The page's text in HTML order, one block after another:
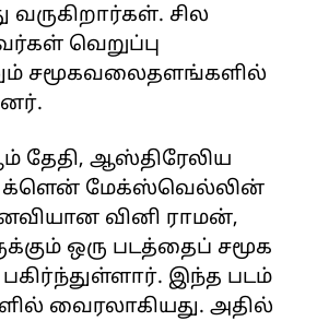
வருகிறார்கள். சில
வெறுப்பு
சமூகவலைதளங்களில்
தேதி, ஆஸ்திரேலிய
க்ளென் மேக்ஸ்வெல்லின்
வினி ராமன்,
ஒரு படத்தைப் சமூக
இந்த படம்
வைரலாகியது. அதில்